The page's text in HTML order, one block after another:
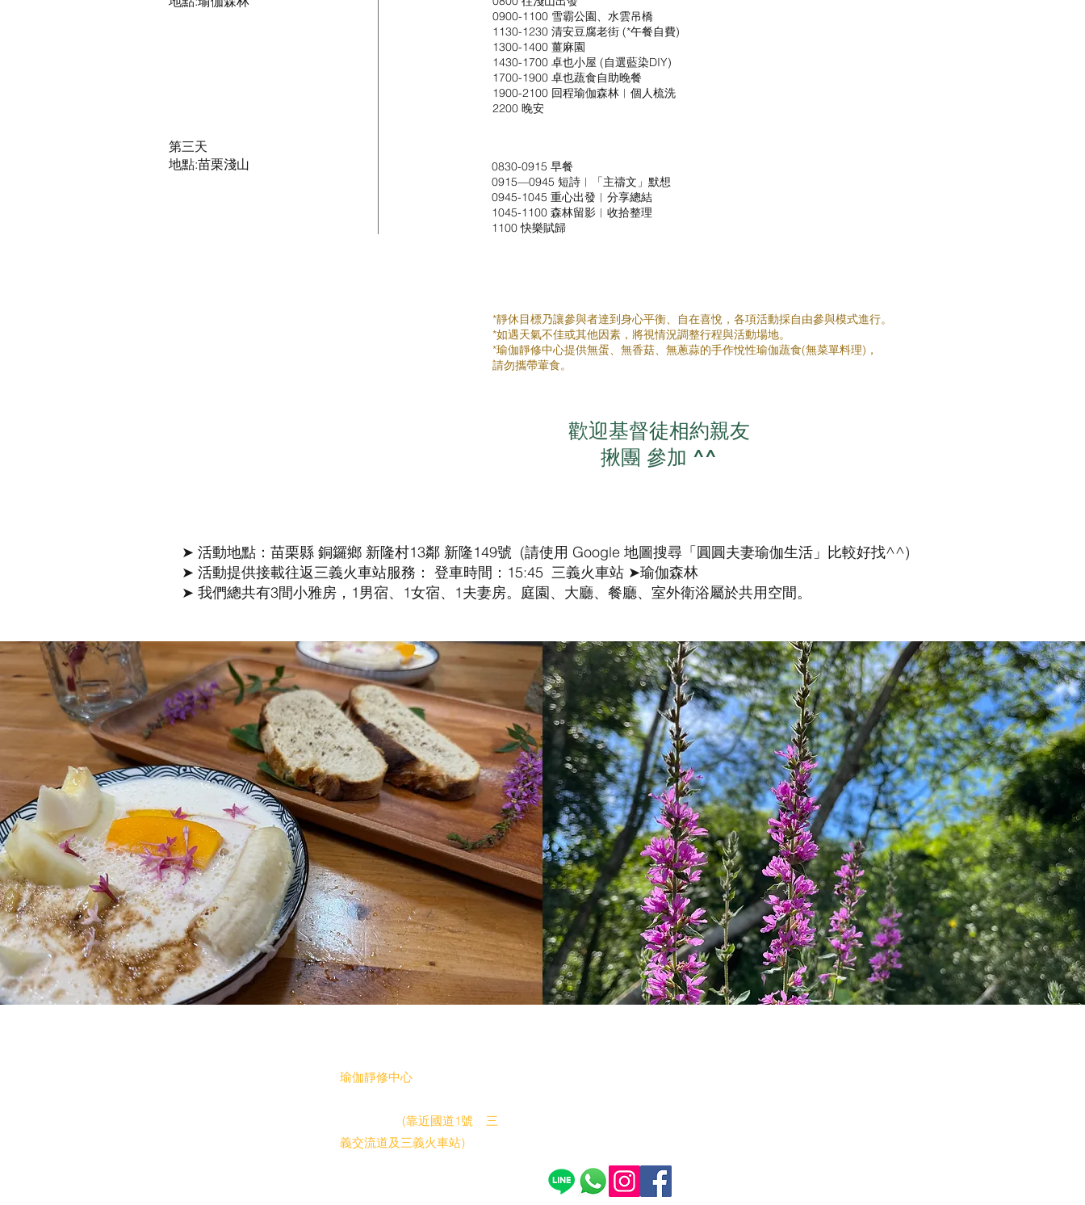
第三天
​地點:苗栗淺山
0900-1100 雪霸公園、水雲吊橋
1130-1230 清安豆腐老街 (*午餐自費)
1300-1400 薑麻園
1430-1700 卓也小屋 (自選藍染DIY)
1700-1900 卓也蔬食自助晚餐
1900-2100 回程瑜伽森林︳個人梳洗
2200 晚安
0830-0915 早餐
0915—0945 短詩︳「主禱文」默想
0945-1045 重心出發︳分享總結
1045-1100 森林留影︳收拾整理
1100 快樂賦歸
*靜休目標乃讓參與者達到身心平衡、自在喜悅，各項活動採自由參與模式進行。
*如遇天氣不佳或其他因素，將視情況調整行程與活動場地。
*瑜伽靜修中心提供無蛋、無香菇、無蔥蒜的手作悅性瑜伽蔬食(無菜單料理)，
請勿攜帶葷食。
歡迎基督徒相約親友
揪團 參加 ^^
➤ 活動地點：苗栗縣 銅鑼鄉 新隆村13鄰 新隆149號 (請使用 Google 地圖搜尋「圓圓夫妻瑜伽生活」比較好找^^)
➤ 活動提供接載往返三義火車站服務： 登車時間：15:45 三義火車站 ➤瑜伽森林
➤ 我們總共有3間小雅房，1男宿、1女宿、1夫妻房。庭園、大廳、餐廳、室外衛浴屬於共用空間。
瑜伽靜修中心​
(靠近國道1號 三
義交流道及三義火車站)